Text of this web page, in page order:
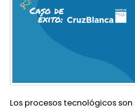
Los procesos tecnológicos